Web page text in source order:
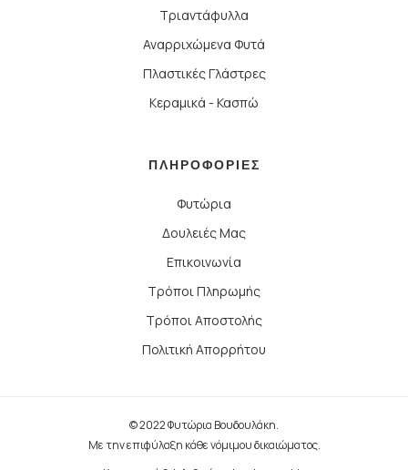
Τριαντάφυλλα
Αναρριχώμενα Φυτά
Πλαστικές Γλάστρες
Κεραμικά - Κασπώ
ΠΛΗΡΟΦΟΡΙΕΣ
Φυτώρια
Δουλειές Μας
Επικοινωνία
Τρόποι Πληρωμής
Τρόποι Αποστολής
Πολιτική Απορρήτου
© 2022 Φυτώρια Βουδουλάκη.
Με την επιφύλαξη κάθε νόμιμου δικαιώματος.